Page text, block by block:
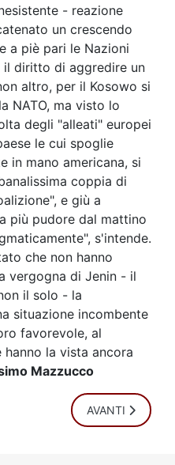
- reazione
un crescendo
a piè pari le Nazioni
il diritto di aggredire un
altro, per il Kosowo si
NATO, ma visto lo
degli "alleati" europei
le cui spoglie
in mano americana, si
coppia di
e giù a
più pudore dal mattino
s'intende.
che non hanno
vergogna di Jenin - il
il solo - la
situazione incombente
favorevole, al
la vista ancora
Mazzucco
COLPO DI STATOARTICOLO
AVANTI